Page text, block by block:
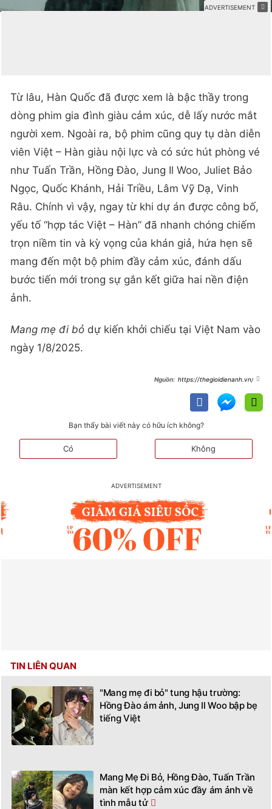
Từ lâu, Hàn Quốc đã được xem là bậc thầy trong
dòng phim gia đình giàu cảm xúc, dễ lấy nước mắt
người xem. Ngoài ra, bộ phim cũng quy tụ dàn diễn
viên Việt – Hàn giàu nội lực và có sức hút phòng vé
như Tuấn Trần, Hồng Đào, Jung Il Woo, Juliet Bảo
Ngọc, Quốc Khánh, Hải Triều, Lâm Vỹ Dạ, Vinh
Râu. Chính vì vậy, ngay từ khi dự án được công bố,
yếu tố “hợp tác Việt – Hàn” đã nhanh chóng chiếm
trọn niềm tin và kỳ vọng của khán giả, hứa hẹn sẽ
mang đến một bộ phim đầy cảm xúc, đánh dấu
bước tiến mới trong sự gắn kết giữa hai nền điện
ảnh.
Mang mẹ đi bỏ dự kiến khởi chiếu tại Việt Nam vào
ngày 1/8/2025.
https://thegioidienanh.vn/po
bo-dat-ra-cau-hoi-dang-suy-ngam-
se-the-nao-khi-yeu-thuong-la-
ganh-nang-83451.html
Bạn thấy bài viết này có hữu ích không?
Có Không
TIN LIÊN QUAN
"Mang mẹ đi bỏ" tung hậu trường:
Hồng Đào ám ảnh, Jung Il Woo bập bẹ
tiếng Việt
Mang Mẹ Đi Bỏ, Hồng Đào, Tuấn Trần
màn kết hợp cảm xúc đầy ám ảnh về
tình mẫu tử